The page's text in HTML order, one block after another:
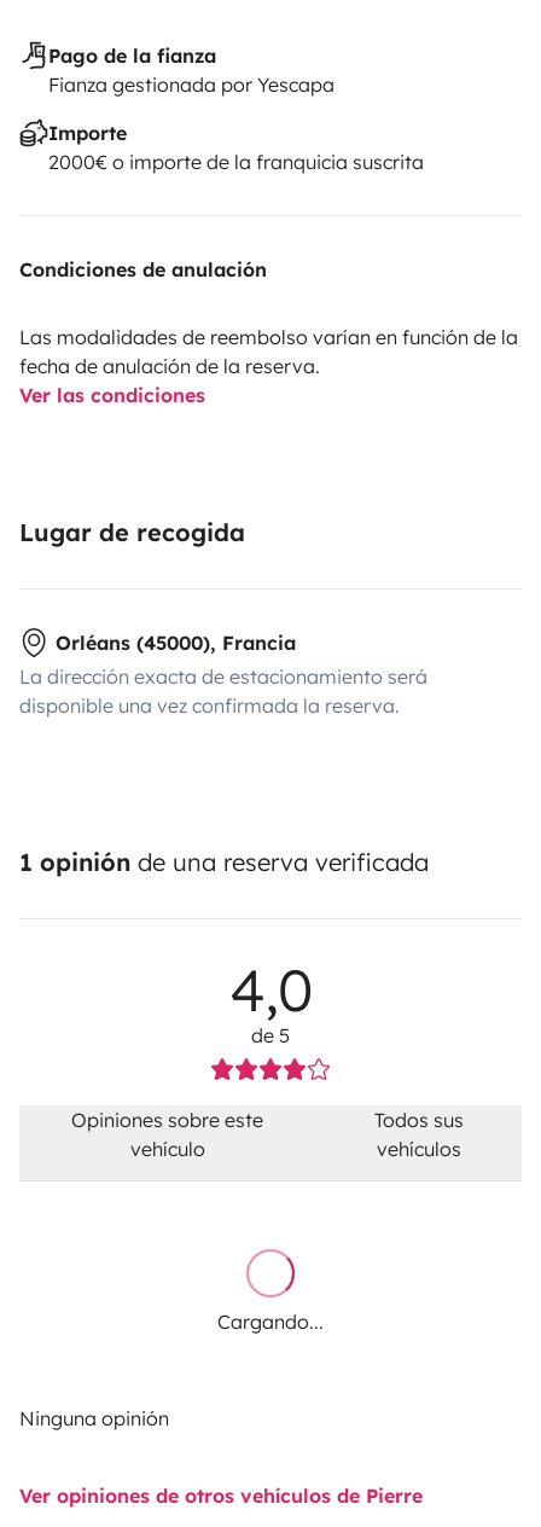
Pago de la fianza
Fianza gestionada por Yescapa
Importe
2000€ o importe de la franquicia suscrita
Condiciones de anulación
Las modalidades de reembolso varían en función de la
fecha de anulación de la reserva.
Ver las condiciones
Lugar de recogida
Orléans (45000), Francia
La dirección exacta de estacionamiento será
disponible una vez confirmada la reserva.
1 opinión de una reserva verificada
4,0
de 5
Opiniones sobre este
vehículo
Todos sus
vehículos
Cargando...
Ninguna opinión
Ver opiniones de otros vehículos de Pierre